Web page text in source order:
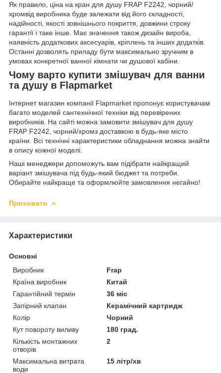
Як правило, ціна на кран для душу FRAP F2242, чорний/
хромвід виробника буде залежати від його складності,
надійності, якості зовнішнього покриття, довжини строку
гарантії і таке інше. Має значення також дизайн вироба,
наявність додаткових аксесуарів, кріплень та інших додатків.
Останні дозволять приладу бути максимально зручним в
умовах конкретної ванної кімнати чи душової кабіни.
Чому варто купити змішувач для ванни
та душу в Flapmarket
Інтернет магазин компанії Flapmarket пропонує користувачам
багато моделей сантехнічної техніки від перевірених
виробників. На сайті можна замовити змішувач для душу
FRAP F2242, чорний/хромз доставкою в будь-яке місто
країни. Всі технічні характеристики обладнання можна знайти
в опису кожної моделі.
Наші менеджери допоможуть вам підібрати найкращий
варіант змішувача під будь-який бюджет та потреби.
Обирайте найкраще та оформлюйте замовлення негайно!
Приховати
Характеристики
Основні
Виробник
Frap
Країна виробник
Китай
Гарантійний термін
36 міс
Запірний клапан
Керамічний картридж
Колір
Чорний
Кут повороту виливу
180 град.
Кількість монтажних
отворів
2
Максимальна витрата
води
15 літр/хв